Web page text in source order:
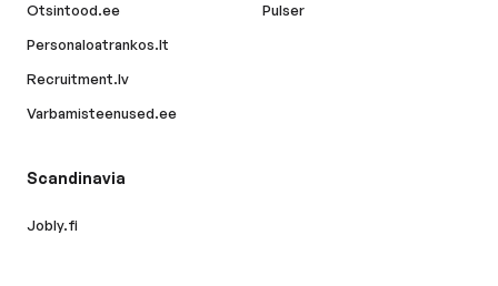
Otsintood.ee
Personaloatrankos.lt
Recruitment.lv
Varbamisteenused.ee
Pulser
Scandinavia
Jobly.fi